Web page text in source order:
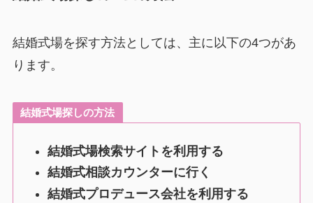
結婚式場を探す方法としては、主に以下の4つがあ
ります。
結婚式場探しの方法
結婚式場検索サイトを利用する
結婚式相談カウンターに行く
結婚式プロデュース会社を利用する